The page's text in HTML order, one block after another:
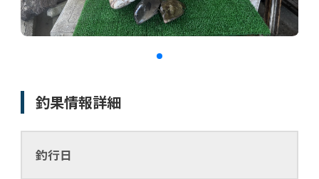
釣果情報詳細
釣行日